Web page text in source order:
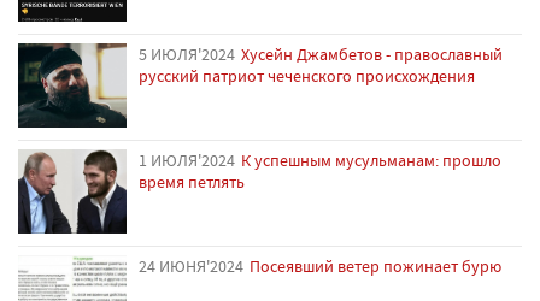
5 ИЮЛЯ'2024 Хусейн Джамбетов - православный
русский патриот чеченского происхождения
1 ИЮЛЯ'2024 К успешным мусульманам: прошло
время петлять
24 ИЮНЯ'2024 Посеявший ветер пожинает бурю